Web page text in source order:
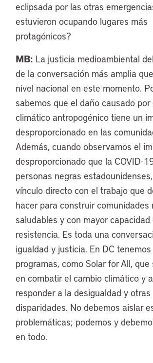
eclipsada por las otras
estuvieron ocupando lugares más
protagónicos?
MB: La justicia medioambiental
de la conversación más amplia
nivel nacional en este momento.
sabemos que el daño causado
climático antropogénico tiene un
desproporcionado en las
Además, cuando observamos el
desproporcionado que la COVID-
personas negras
vínculo directo con el trabajo que
hacer para construir comunidades
saludables y con mayor capacidad
resistencia. Es toda una
igualdad y justicia. En DC
programas, como Solar for All,
en combatir el cambio climático y
responder a la desigualdad y otras
disparidades. No debemos aislar
problemáticas; podemos y
en todo.